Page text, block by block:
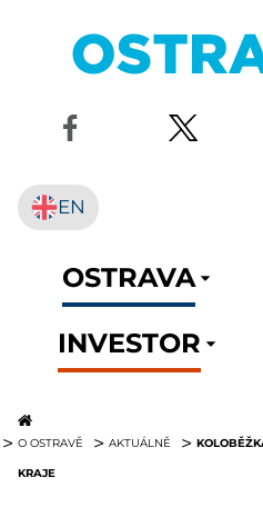
EN
OSTRAVA
INVESTOR
O OSTRAVĚ AKTUÁLNĚ
KRAJE